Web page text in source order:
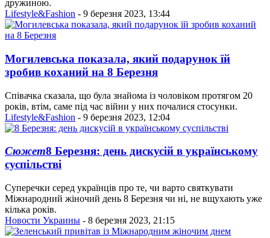
дружиною.
Lifestyle&Fashion - 9 березня 2023, 13:44
Могилевська показала, який подарунок їй
зробив коханий на 8 Березня
Співачка сказала, що була знайома із чоловіком протягом 20
років, втім, саме під час війни у них почалися стосунки.
Lifestyle&Fashion - 9 березня 2023, 12:04
Сюжет8 Березня: день дискусій в українському
суспільстві
Суперечки серед українців про те, чи варто святкувати
Міжнародний жіночий день 8 Березня чи ні, не вщухають уже
кілька років.
Новости Украины - 8 березня 2023, 21:15